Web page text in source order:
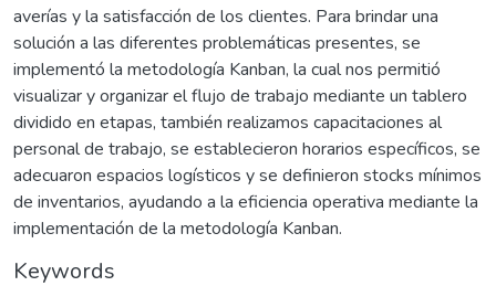
averías y la satisfacción de los clientes. Para brindar una
solución a las diferentes problemáticas presentes, se
implementó la metodología Kanban, la cual nos permitió
visualizar y organizar el flujo de trabajo mediante un tablero
dividido en etapas, también realizamos capacitaciones al
personal de trabajo, se establecieron horarios específicos, se
adecuaron espacios logísticos y se definieron stocks mínimos
de inventarios, ayudando a la eficiencia operativa mediante la
implementación de la metodología Kanban.
Keywords